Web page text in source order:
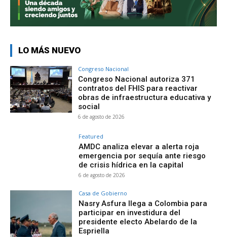
LO MÁS NUEVO
Congreso Nacional
Congreso Nacional autoriza 371
contratos del FHIS para reactivar
obras de infraestructura educativa y
social
6 de agosto de 2026
Featured
AMDC analiza elevar a alerta roja
emergencia por sequía ante riesgo
de crisis hídrica en la capital
6 de agosto de 2026
Casa de Gobierno
Nasry Asfura llega a Colombia para
participar en investidura del
presidente electo Abelardo de la
Espriella